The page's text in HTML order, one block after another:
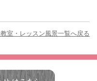
室・レッスン風景一覧へ戻る